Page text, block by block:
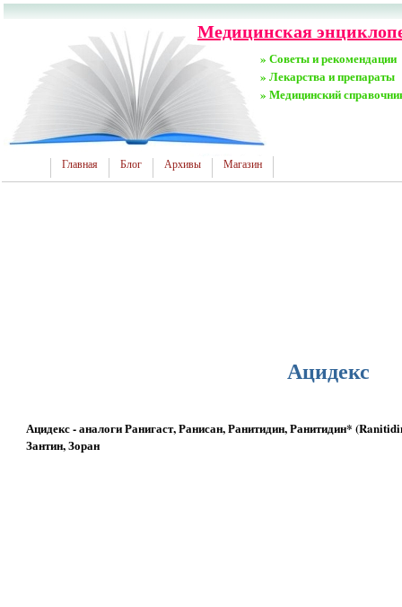
Медицинская
» Советы и рекомендации
» Лекарства и препараты
» Медицинский
Главная Блог Архивы Магазин
Ацидекс
Ацидекс - аналоги Ранигаст, Ранисан, Ранитидин, Ранитидин*
Зантин, Зоран